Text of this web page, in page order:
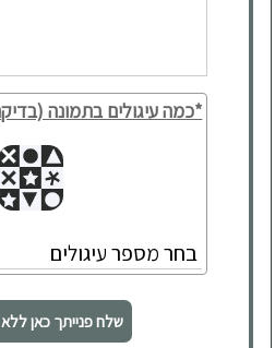
*כמה עיגולים בתמונה
שלח פנייתך כאן